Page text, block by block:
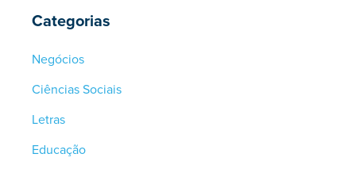
Categorias
Negócios
Ciências Sociais
Letras
Educação